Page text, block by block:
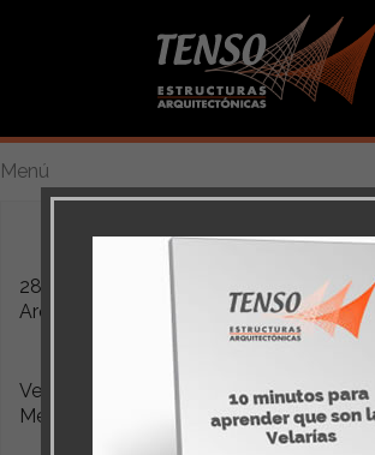
Velaria en Plaza
28 septiembre, 2021 ByTENSO
Arquitectónicas
Velaria instalada en el zócalo de
México.